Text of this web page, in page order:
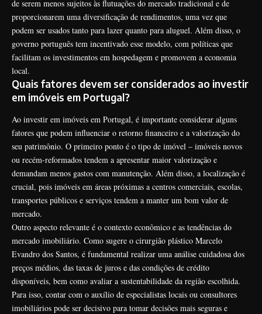
de serem menos sujeitos às flutuações do mercado tradicional e de
proporcionarem uma diversificação de rendimentos, uma vez que
podem ser usados tanto para lazer quanto para aluguel. Além disso, o
governo português tem incentivado esse modelo, com políticas que
facilitam os investimentos em hospedagem e promovem a economia
local.
Quais fatores devem ser considerados ao investir
em imóveis em Portugal?
Ao investir em imóveis em Portugal, é importante considerar alguns
fatores que podem influenciar o retorno financeiro e a valorização do
seu patrimônio. O primeiro ponto é o tipo de imóvel – imóveis novos
ou recém-reformados tendem a apresentar maior valorização e
demandam menos gastos com manutenção. Além disso, a localização é
crucial, pois imóveis em áreas próximas a centros comerciais, escolas,
transportes públicos e serviços tendem a manter um bom valor de
mercado.
Outro aspecto relevante é o contexto econômico e as tendências do
mercado imobiliário. Como sugere o cirurgião plástico Marcelo
Evandro dos Santos, é fundamental realizar uma análise cuidadosa dos
preços médios, das taxas de juros e das condições de crédito
disponíveis, bem como avaliar a sustentabilidade da região escolhida.
Para isso, contar com o auxílio de especialistas locais ou consultores
imobiliários pode ser decisivo para tomar decisões mais seguras e